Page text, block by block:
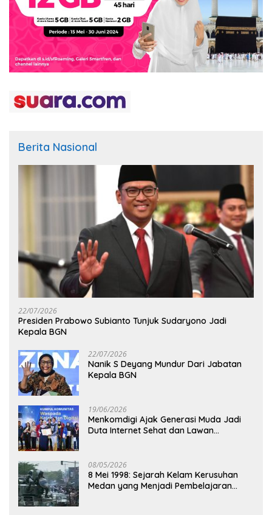
Berita Nasional
22/07/2026
Presiden Prabowo Subianto Tunjuk Sudaryono Jadi
Kepala BGN
22/07/2026
Nanik S Deyang Mundur Dari Jabatan
Kepala BGN
19/06/2026
Menkomdigi Ajak Generasi Muda Jadi
Duta Internet Sehat dan Lawan
08/05/2026
8 Mei 1998: Sejarah Kelam Kerusuhan
Medan yang Menjadi Pembelajaran